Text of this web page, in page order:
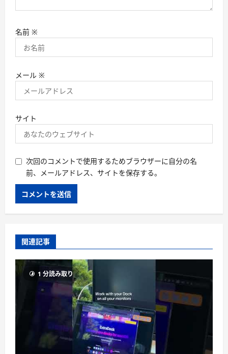
名前 ※
メール ※
サイト
次回のコメントで使用するためブラウザーに自分の名
前、メールアドレス、サイトを保存する。
関連記事
1 分読み取り